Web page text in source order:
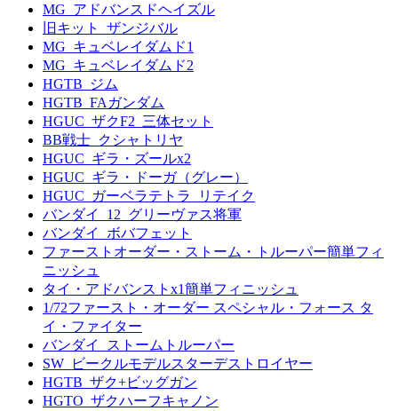
MG_アドバンスドヘイズル
旧キット_ザンジバル
MG_キュベレイダムド1
MG_キュベレイダムド2
HGTB_ジム
HGTB_FAガンダム
HGUC_ザクF2_三体セット
BB戦士_クシャトリヤ
HGUC_ギラ・ズールx2
HGUC_ギラ・ドーガ（グレー）
HGUC_ガーベラテトラ_リテイク
バンダイ_12_グリーヴァス将軍
バンダイ_ボバフェット
ファーストオーダー・ストーム・トルーパー簡単フィ
ニッシュ
タイ・アドバンストx1簡単フィニッシュ
1/72ファースト・オーダー スペシャル・フォース タ
イ・ファイター
バンダイ_ストームトルーパー
SW_ビークルモデルスターデストロイヤー
HGTB_ザク+ビッグガン
HGTO_ザクハーフキャノン